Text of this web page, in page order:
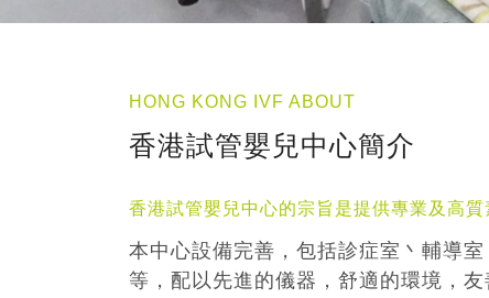
HONG KONG IVF ABOUT
香港試管嬰兒中心簡介
香港試管嬰兒中心的宗旨是提供專業及高質
本中心設備完善，包括診症室丶輔導
等，配以先進的儀器，舒適的環境，